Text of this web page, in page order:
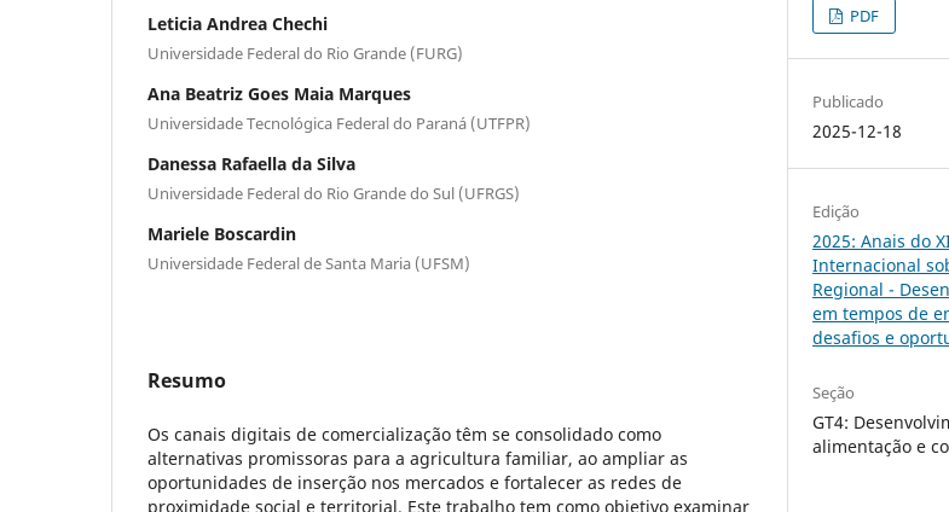
Leticia Andrea Chechi
Universidade Federal do Rio Grande (FURG)
Ana Beatriz Goes Maia Marques
Universidade Tecnológica Federal do Paraná (UTFPR)
Danessa Rafaella da Silva
Universidade Federal do Rio Grande do Sul (UFRGS)
Mariele Boscardin
Universidade Federal de Santa Maria (UFSM)
Resumo
Os canais digitais de comercialização têm se consolidado como
alternativas promissoras para a agricultura familiar, ao ampliar as
oportunidades de inserção nos mercados e fortalecer as redes de
proximidade social e territorial. Este trabalho tem como objetivo examinar
PDF
Publicado
2025-12-18
Edição
2025: Anais do
Internacional
Regional -
em tempos de
desafios e
Seção
GT4:
alimentação e